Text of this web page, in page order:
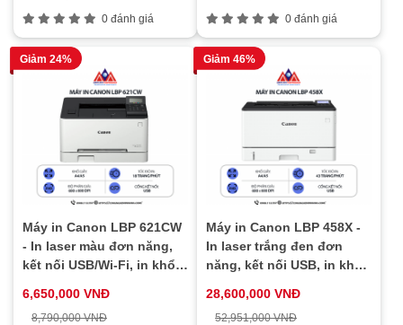
0 đánh giá 0 đánh giá
Giảm 24%
Máy in Canon LBP 621CW
- In laser màu đơn năng,
kết nối USB/Wi-Fi, in khổ
6,650,000 VNĐ
8,790,000 VNĐ
Giảm 46%
Máy in Canon LBP 458X -
In laser trắng đen đơn
năng, kết nối USB, in khổ
in tốc độ cao
28,600,000 VNĐ
52,951,000 VNĐ